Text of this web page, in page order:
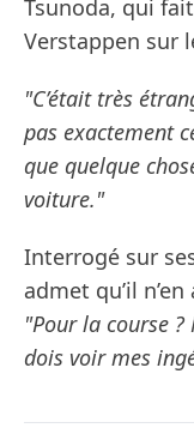
Tsunoda, qui
Verstappen sur
"C’était très
pas exactement
que quelque
voiture."
Interrogé sur
admet qu’il
"Pour la course
dois voir mes